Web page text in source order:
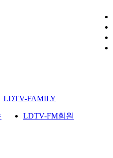
LDTV-FAMILY
LDTV-FM회원